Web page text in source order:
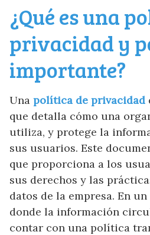
¿Qué es una
privacidad y
importante?
Una política de privacidad
que detalla cómo una
utiliza, y protege la
sus usuarios. Este
que proporciona a los
sus derechos y las
datos de la empresa. En
donde la información
contar con una política